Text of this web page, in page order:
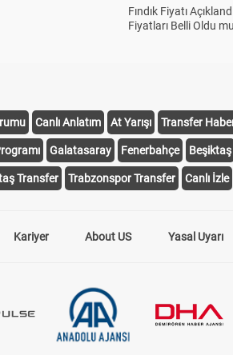
Fındık Fiyatı
Fiyatları Belli Oldu
Canlı Anlatım At Yarışı Transfer
Galatasaray Fenerbahçe Beşiktaş
Transfer Trabzonspor Transfer Canlı İzle
Kariyer About US Yasal Uyarı